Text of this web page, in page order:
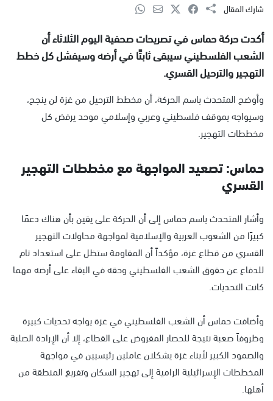
شارك المقال
أكدت حركة حماس في تصريحات صحفية اليوم الثلاثاء أن
الشعب الفلسطيني سيبقى ثابتًا في أرضه وسيفشل كل خطط
التهجير والترحيل القسري.
وأوضح المتحدث باسم الحركة، أن مخطط الترحيل من غزة لن ينجح،
وسيواجه بموقف فلسطيني وعربي وإسلامي موحد يرفض كل
مخططات التهجير.
حماس: تصعيد المواجهة مع مخططات التهجير
القسري
وأشار المتحدث باسم حماس إلى أن الحركة على يقين بأن هناك دعمًا
كبيرًا من الشعوب العربية والإسلامية لمواجهة محاولات التهجير
القسري من قطاع غزة، مؤكداً أن المقاومة ستظل على استعداد تام
للدفاع عن حقوق الشعب الفلسطيني وحقه في البقاء على أرضه مهما
كانت التحديات.
وأضافت حماس أن الشعب الفلسطيني في غزة يواجه تحديات كبيرة
وظروفاً صعبة نتيجة للحصار المفروض على القطاع، إلا أن الإرادة الصلبة
والصمود الكبير لأبناء غزة يشكلان عاملين رئيسيين في مواجهة
المخططات الإسرائيلية الرامية إلى تهجير السكان وتفريغ المنطقة من
أهلها.